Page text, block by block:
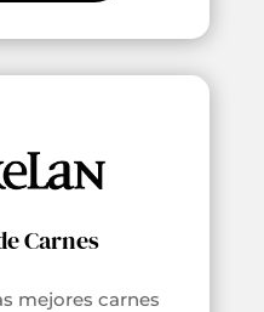
Carnes
mejores carnes